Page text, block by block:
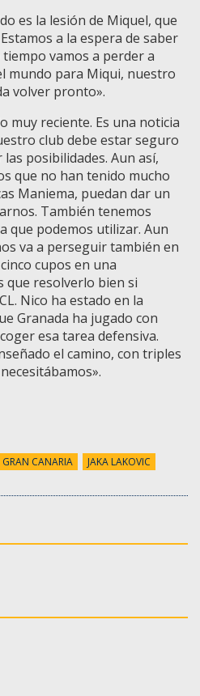
es la lesión de Miquel, que
a la espera de saber
vamos a perder a
mundo para Miqui, nuestro
volver pronto».
muy reciente. Es una noticia
club debe estar seguro
posibilidades. Aun así,
que no han tenido mucho
Maniema, puedan dar un
También tenemos
que podemos utilizar. Aun
va a perseguir también en
cupos en una
que resolverlo bien si
Nico ha estado en la
Granada ha jugado con
esa tarea defensiva.
el camino, con triples
CANARIA
JAKA LAKOVIC